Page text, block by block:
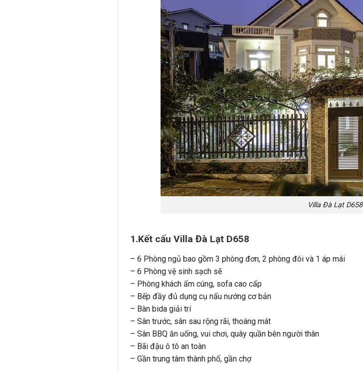
Villa Đà Lạt D658
1.Kết cấu Villa Đà Lạt D658
– 6 Phòng ngủ bao gồm 3 phòng đơn, 2 phòng đôi và 1 áp mái
– 6 Phòng vệ sinh sạch sẽ
– Phòng khách ấm cúng, sofa cao cấp
– Bếp đầy đủ dụng cụ nấu nướng cơ bản
– Bàn bida giải trí
– Sân trước, sân sau rộng rãi, thoáng mát
– Sân BBQ ăn uống, vui chơi, quây quần bên người thân
– Bãi đậu ô tô an toàn
– Gần trung tâm thành phố, gần chợ